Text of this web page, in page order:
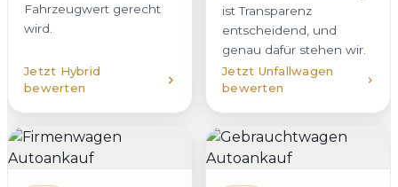
Fahrzeugwert gerecht
wird.
Jetzt Hybrid
bewerten
ist Transparenz
entscheidend, und
genau dafür stehen wir.
Jetzt Unfallwagen
bewerten